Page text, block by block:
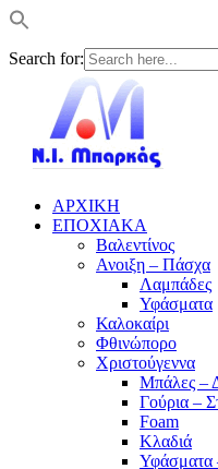
Search for:
ΑΡΧΙΚΗ
ΕΠΟΧΙΑΚΑ
Βαλεντίνος
Ανοιξη – Πάσχα
Λαμπάδες
Υφάσματα
Καλοκαίρι
Φθινώπορο
Χριστούγεννα
Μπάλες –
Γούρια –
Foam
Κλαδιά
Υφάσματα